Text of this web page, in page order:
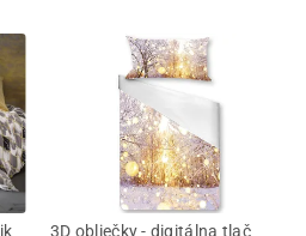
3D obliečky - digitálna tlač